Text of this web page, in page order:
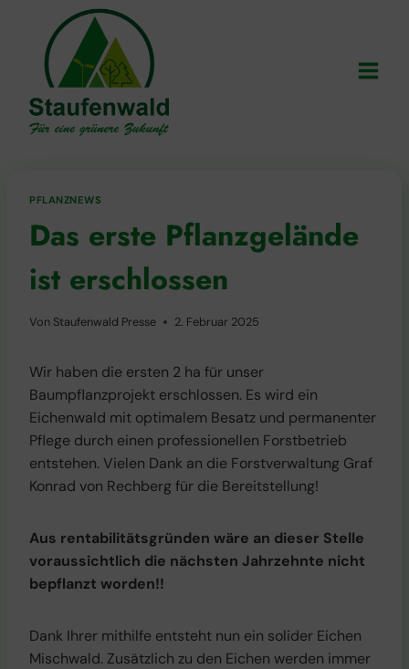
springen
PFLANZNEWS
Das erste Pflanzgelände
ist erschlossen
Von Staufenwald Presse 2. Februar 2025
Wir haben die ersten 2 ha für unser
Baumpflanzprojekt erschlossen. Es wird ein
Eichenwald mit optimalem Besatz und permanenter
Pflege durch einen professionellen Forstbetrieb
entstehen. Vielen Dank an die Forstverwaltung Graf
Konrad von Rechberg für die Bereitstellung!
Aus rentabilitätsgründen wäre an dieser Stelle
voraussichtlich die nächsten Jahrzehnte nicht
bepflanzt worden!!
Dank Ihrer mithilfe entsteht nun ein solider Eichen
Mischwald. Zusätzlich zu den Eichen werden immer